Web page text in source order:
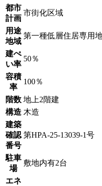
都市
計画
市街化区域
用途
地域
第一種低層住居専用
建ぺ
い率
50％
容積
率
100％
階数 地上2階建
構造 木造
建築
確認
番号
第HPA-25-13039-1号
駐車
場
敷地内有2台
エネ